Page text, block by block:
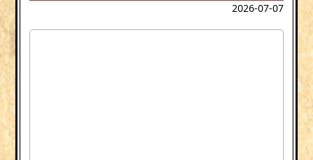
2026-07-07